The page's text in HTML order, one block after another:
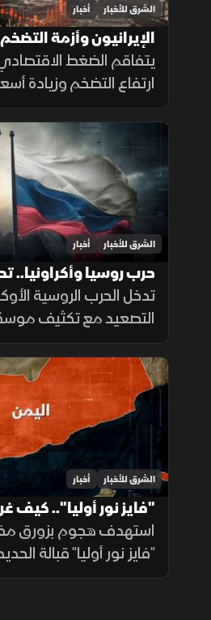
الشرق للأخبار أخبار
الإيرانيون وأزمة
كاهل الأسر
يتفاقم الضغط
ارتفاع التضخم وزيادة
الفجوة بين الشرائح
تقليص الإنفاق لمواجهة
الشرق للأخبار أخبار
حرب روسيا وأكراونيا..
تدخل الحرب الروسية
التصعيد مع تكثيف
الموانئ واستخدام
تواجه كييف ضغوطا على
ومخزونها العسكري.
الشرق للأخبار أخبار
"فايز نور أوليا".. كيف
الهندية؟
استهدف هجوم بزورق
"فايز نور أوليا" قبالة
ونقلهم إلى ميناء